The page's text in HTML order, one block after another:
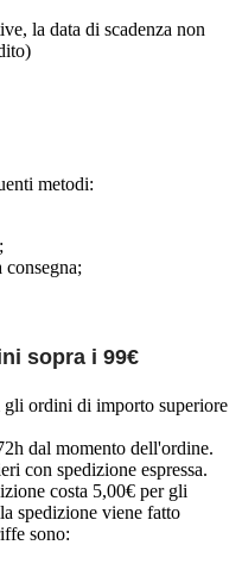
la data di scadenza non
metodi:
consegna;
sopra i 99€
gli ordini di importo superiore
dal momento dell'ordine.
con spedizione espressa.
costa 5,00€ per gli
spedizione viene fatto
sono: